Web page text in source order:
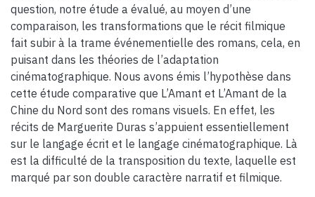
question, notre étude a évalué, au moyen d’une
comparaison, les transformations que le récit filmique
fait subir à la trame événementielle des romans, cela, en
puisant dans les théories de l’adaptation
cinématographique. Nous avons émis l’hypothèse dans
cette étude comparative que L’Amant et L’Amant de la
Chine du Nord sont des romans visuels. En effet, les
récits de Marguerite Duras s’appuient essentiellement
sur le langage écrit et le langage cinématographique. Là
est la difficulté de la transposition du texte, laquelle est
marqué par son double caractère narratif et filmique.